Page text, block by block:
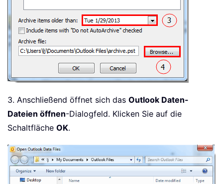
3. Anschließend öffnet sich das Outlook Daten-
Dateien öffnen-Dialogfeld. Klicken Sie auf die
Schaltfläche OK.